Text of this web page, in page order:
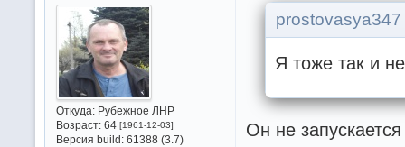
Откуда:Рубежное ЛНР
Возраст:64 [1961-12-03]
Версия build:61388 (3.7)
Я тоже так и
Он не